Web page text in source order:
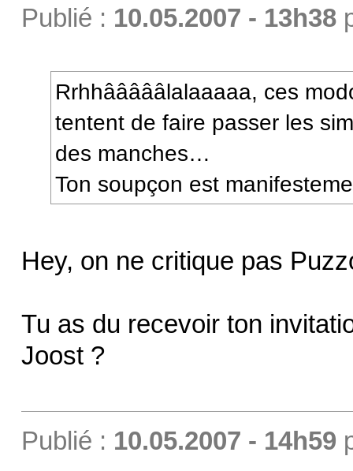
Publié : 10.05.2007 - 13h38
Rrhhâââââlalaaaaa, ces
tentent de faire passer les
des manches…
Ton soupçon est
Hey, on ne critique pas
Tu as du recevoir ton
Joost ?
Publié : 10.05.2007 - 14h59